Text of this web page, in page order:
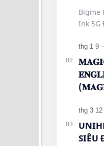
Bigme
Ink 5G
#Hi…
SIÊU